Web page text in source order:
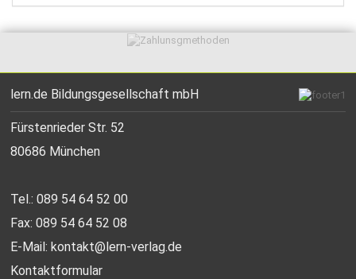
lern.de Bildungsgesellschaft mbH
Fürstenrieder Str. 52
80686 München
Tel.: 089 54 64 52 00
Fax: 089 54 64 52 08
E-Mail:kontakt@lern-verlag.de
Kontaktformular